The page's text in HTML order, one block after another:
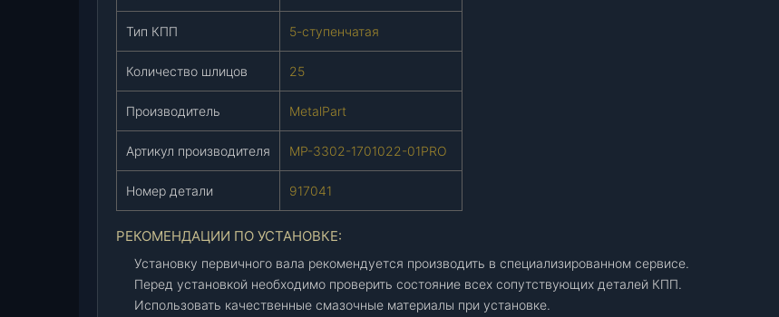
о
о
К
Тип КПП 5-ступенчатая
Количество шлицов 25
Производитель MetalPart
Артикул производителя МР-3302-1701022-01PRO
Номер детали 917041
РЕКОМЕНДАЦИИ ПО УСТАНОВКЕ:
Установку первичного вала рекомендуется производить в специализированном сервисе.
Перед установкой необходимо проверить состояние всех сопутствующих деталей КПП.
Использовать качественные смазочные материалы при установке.